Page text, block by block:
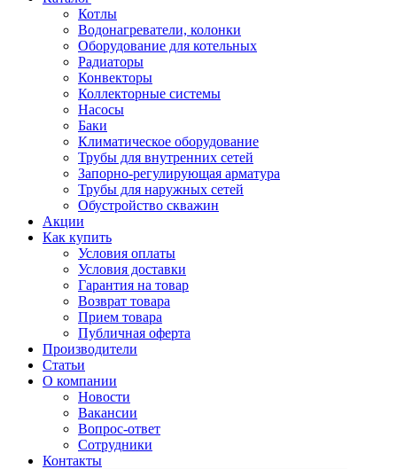
Котлы
Водонагреватели, колонки
Оборудование для котельных
Радиаторы
Конвекторы
Коллекторные системы
Насосы
Баки
Климатическое оборудование
Трубы для внутренних сетей
Запорно-регулирующая арматура
Трубы для наружных сетей
Обустройство скважин
Акции
Как купить
Условия оплаты
Условия доставки
Гарантия на товар
Возврат товара
Прием товара
Публичная оферта
Производители
Статьи
О компании
Новости
Вакансии
Вопрос-ответ
Сотрудники
Контакты